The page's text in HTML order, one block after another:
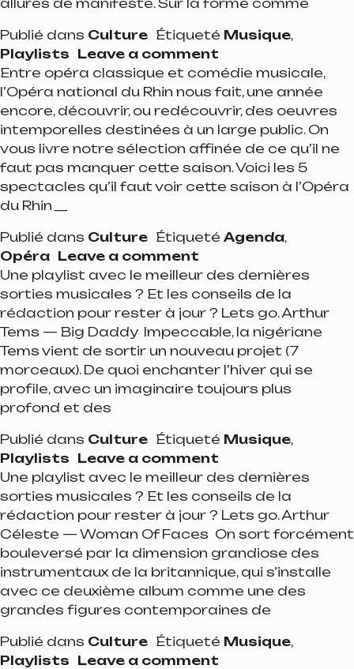
allures de manifeste. Sur la forme comme
Publié dans Culture Étiqueté Musique,
Playlists Leave a comment
Entre opéra classique et comédie musicale,
l’Opéra national du Rhin nous fait, une année
encore, découvrir, ou redécouvrir, des oeuvres
intemporelles destinées à un large public. On
vous livre notre sélection affinée de ce qu’il ne
faut pas manquer cette saison. Voici les 5
spectacles qu’il faut voir cette saison à l’Opéra
du Rhin __
Publié dans Culture Étiqueté Agenda,
Opéra Leave a comment
Une playlist avec le meilleur des dernières
sorties musicales ? Et les conseils de la
rédaction pour rester à jour ? Lets go. Arthur
Tems — Big Daddy Impeccable, la nigériane
Tems vient de sortir un nouveau projet (7
morceaux). De quoi enchanter l’hiver qui se
profile, avec un imaginaire toujours plus
profond et des
Publié dans Culture Étiqueté Musique,
Playlists Leave a comment
Une playlist avec le meilleur des dernières
sorties musicales ? Et les conseils de la
rédaction pour rester à jour ? Lets go. Arthur
Céleste — Woman Of Faces On sort forcément
bouleversé par la dimension grandiose des
instrumentaux de la britannique, qui s’installe
avec ce deuxième album comme une des
grandes figures contemporaines de
Publié dans Culture Étiqueté Musique,
Playlists Leave a comment